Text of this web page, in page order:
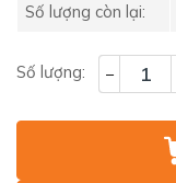
Số lượng còn lại:
Số lượng: –